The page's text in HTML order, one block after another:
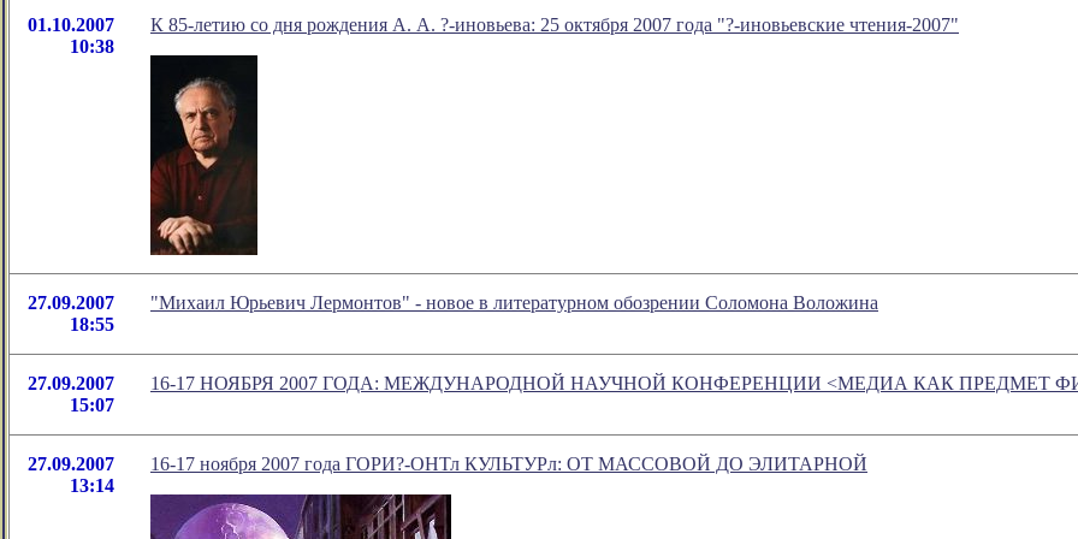
01.10.2007
10:38
К 85-летию со дня рождения А. А. ?-иновьева: 25 октября 2007 года "?-иновьевские чтения-2007"
27.09.2007
18:55
"Михаил Юрьевич Лермонтов" - новое в литературном обозрении Соломона Воложина
27.09.2007
15:07
16-17 НОЯБРЯ 2007 ГОДА: МЕЖДУНАРОДНОЙ НАУЧНОЙ КОНФЕРЕНЦИИ <МЕДИА КАК ПРЕДМЕТ
27.09.2007
13:14
16-17 ноября 2007 года ГОРИ?-ОНТл КУЛЬТУРл: ОТ МАССОВОЙ ДО ЭЛИТАРНОЙ